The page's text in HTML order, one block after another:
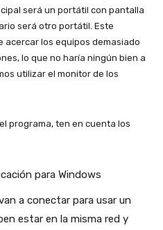
será un portátil con pantalla
será otro portátil. Este
los equipos demasiado
lo que no haría ningún bien a
utilizar el monitor de los
programa, ten en cuenta los
para Windows
a conectar para usar un
estar en la misma red y